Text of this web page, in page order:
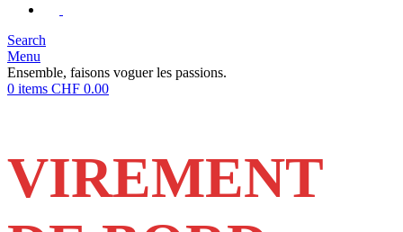
Search
Menu
Ensemble, faisons voguer les passions.
0 items CHF 0.00
VIREMENT